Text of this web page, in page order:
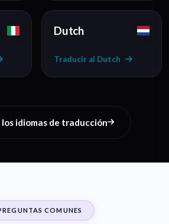
Dutch
Traducir al Dutch
idiomas de traducción
COMUNES